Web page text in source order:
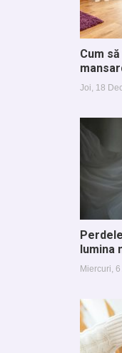
Cum
Joi, 18
lumina
Miercuri,